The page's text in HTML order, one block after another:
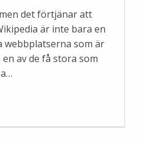
det förtjänar att
är inte bara en
webbplatserna som är
av de få stora som